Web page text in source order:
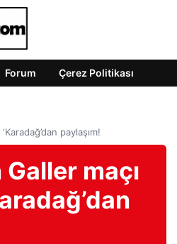
Forum Çerez Politikası
paylaşım!
Galler maçı